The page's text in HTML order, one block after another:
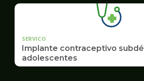
SERVICO
Implante contraceptivo
adolescentes